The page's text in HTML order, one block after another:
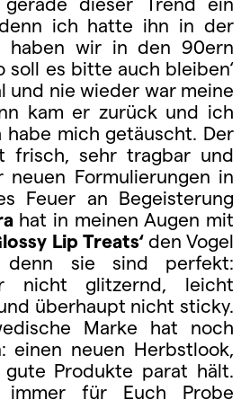
ich hatte ihn in der
haben wir in den 90ern
soll es bitte auch bleiben‘
und nie wieder war meine
kam er zurück und ich
habe mich getäuscht. Der
frisch, sehr tragbar und
neuen Formulierungen in
Feuer an Begeisterung
hat in meinen Augen mit
Lip Treats‘den Vogel
denn sie sind perfekt:
nicht glitzernd, leicht
überhaupt nicht sticky.
Marke hat noch
einen neuen Herbstlook,
Produkte parat hält.
für Euch Probe